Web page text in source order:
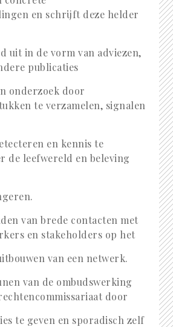
en schrijft deze helder
uit in de vorm van adviezen,
publicaties
onderzoek door
te verzamelen, signalen
en kennis te
de leefwereld en beleving
van brede contacten met
en stakeholders op het
van een netwerk.
van de ombudswerking
door
te geven en sporadisch zelf